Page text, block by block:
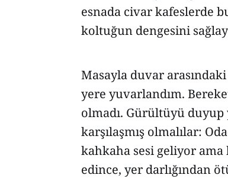
esnada civar kafeslerde
koltuğun dengesini
Masayla duvar
yere yuvarlandım.
olmadı. Gürültüyü
karşılaşmış olmalılar:
kahkaha sesi geliyor
edince, yer darlığından